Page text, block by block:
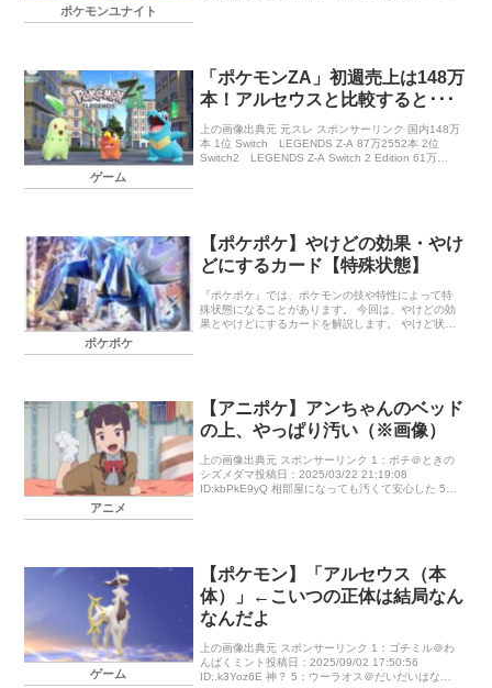
ポケモンユナイト
ゲーム
「ポケモンZA」初週売上は148万
本！アルセウスと比較すると･･･
上の画像出典元 元スレ スポンサーリンク 国内148万
本 1位 Switch LEGENDS Z-A 87万2552本 2位
Switch2 LEGENDS Z-A Switch 2 Edition 61万
ポケポケ
【ポケポケ】やけどの効果・やけ
どにするカード【特殊状態】
『ポケポケ』では、ポケモンの技や特性によって特
殊状態になることがあります。 今回は、やけどの効
果とやけどにするカードを解説します。 やけど状態
アニメ
【アニポケ】アンちゃんのベッド
の上、やっぱり汚い（※画像）
上の画像出典元 スポンサーリンク 1：ボチ＠ときの
シズメダマ投稿日：2025/03/22 21:19:08
ID:kbPkE9yQ 相部屋になっても汚くて安心した 5：
ゲーム
【ポケモン】「アルセウス（本
体）」←こいつの正体は結局なん
なんだよ
上の画像出典元 スポンサーリンク 1：ゴチミル＠わ
んぱくミント投稿日：2025/09/02 17:50:56
ID:.k3Yoz6E 神？ 5：ウーラオス＠だいだいはなび